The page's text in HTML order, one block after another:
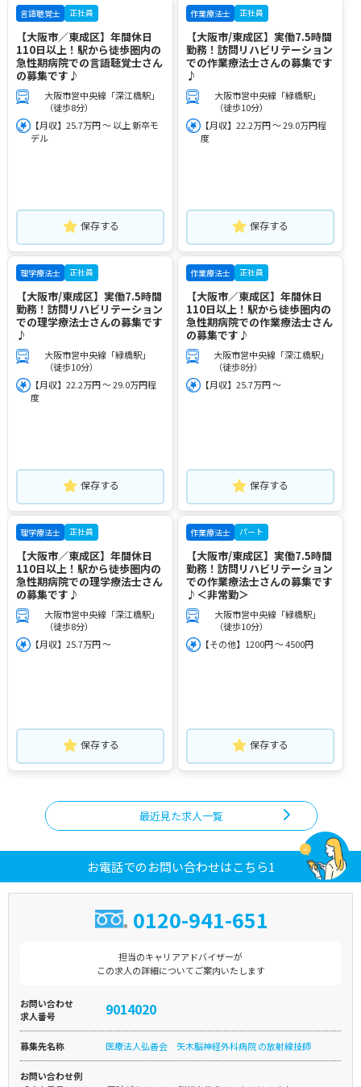
言語聴覚士 正社員
【大阪市／東成区】年間休日
110日以上！駅から徒歩圏内の
急性期病院での言語聴覚士さん
の募集です♪
大阪市営中央線「深江橋駅」
（徒歩8分）
【月収】25.7万円 ～ 以上 新卒モ
デル
保存する
作業療法士 正社員
【大阪市/東成区】実働7.5時間
勤務！訪問リハビリテーション
での作業療法士さんの募集です
♪
大阪市営中央線「緑橋駅」
（徒歩10分）
【月収】22.2万円 ～ 29.0万円程
度
保存する
理学療法士 正社員
【大阪市/東成区】実働7.5時間
勤務！訪問リハビリテーション
での理学療法士さんの募集です
♪
大阪市営中央線「緑橋駅」
（徒歩10分）
【月収】22.2万円 ～ 29.0万円程
度
保存する
作業療法士 正社員
【大阪市／東成区】年間休日
110日以上！駅から徒歩圏内の
急性期病院での作業療法士さん
の募集です♪
大阪市営中央線「深江橋駅」
（徒歩8分）
【月収】25.7万円 ～
保存する
理学療法士 正社員
【大阪市／東成区】年間休日
110日以上！駅から徒歩圏内の
急性期病院での理学療法士さん
の募集です♪
大阪市営中央線「深江橋駅」
（徒歩8分）
【月収】25.7万円 ～
保存する
作業療法士 パート
【大阪市/東成区】実働7.5時間
勤務！訪問リハビリテーション
での作業療法士さんの募集です
♪＜非常勤＞
大阪市営中央線「緑橋駅」
（徒歩10分）
【その他】1200円 ～ 4500円
保存する
最近見た求人一覧
お電話でのお問い合わせはこちら1
0120-941-651
担当のキャリアアドバイザーが
この求人の詳細についてご案内いたします
お問い合わせ
求人番号
9014020
募集先名称 医療法人弘善会 矢木脳神経外科病院 の放射線技師
お問い合わせ例